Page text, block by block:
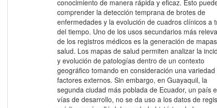
conocimiento de manera rápida y eficaz. Esto
comprender la detección temprana de brotes de
enfermedades y la evolución de cuadros clínicos a
del tiempo. Uno de los usos secundarios más
de los registros médicos es la generación de
salud. Los mapas de salud permiten analizar la
y evolución de patologías dentro de un contexto
geográfico tomando en consideración una variedad
factores externos. Sin embargo, en Guayaquil, la
segunda ciudad más poblada de Ecuador, un país
vías de desarrollo, no se da uso a los datos de